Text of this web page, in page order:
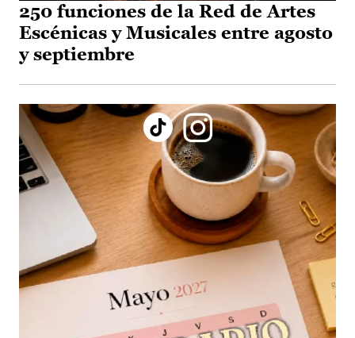
250 funciones de la Red de Artes
Escénicas y Musicales entre agosto
y septiembre